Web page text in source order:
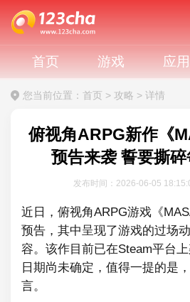
首页 游戏 应用
您当前位置： 首页 > 攻略 > 详情
俯视角ARPG新作《
预告来袭 誓要撕
发布时间：2026-06-05
近日，俯视角ARPG游戏《
预告，其中呈现了游戏的过场
容。该作目前已在Steam平台
日期尚未确定，值得一提的是
言。